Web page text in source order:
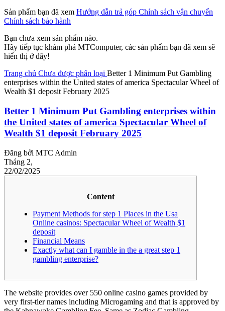
Sản phẩm bạn đã xem Hướng dẫn trả góp Chính sách vận chuyển
Chính sách bảo hành
Bạn chưa xem sản phẩm nào.
Hãy tiếp tục khám phá MTComputer, các sản phẩm bạn đã xem sẽ
hiển thị ở đây!
Trang chủ Chưa được phân loại Better 1 Minimum Put Gambling
enterprises within the United states of america Spectacular Wheel of
Wealth $1 deposit February 2025
Better 1 Minimum Put Gambling enterprises within
the United states of america Spectacular Wheel of
Wealth $1 deposit February 2025
Đăng bởi MTC Admin
Tháng 2,
22/02/2025
Content
Payment Methods for step 1 Places in the Usa
Online casinos: Spectacular Wheel of Wealth $1
deposit
Financial Means
Exactly what can I gamble in the a great step 1
gambling enterprise?
The website provides over 550 online casino games provided by
very first-tier names including Microgaming and that is approved by